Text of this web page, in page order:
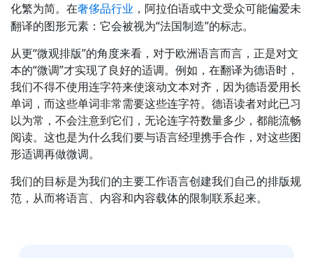
公共机构
国防与安全
所有行业
化繁为简。在奢侈品行业 ，阿拉伯语或中文受众可能偏爱未
翻译的图形元素：它会被视为“法国制造”的标志。
从更“微观排版”的角度来看，对于欧洲语言而言，正是对文
本的“微调”才实现了良好的适调。例如，在翻译为德语时，
我们不得不使用连字符来使滚动文本对齐，因为德语爱用长
单词，而这些单词非常需要这些连字符。德语读者对此已习
以为常，不会注意到它们，无论连字符数量多少，都能流畅
阅读。这也是为什么我们要与语言经理携手合作，对这些图
形适调再做微调。
我们的目标是为我们的主要工作语言创建我们自己的排版规
范，从而将语言、内容和内容载体的限制联系起来。